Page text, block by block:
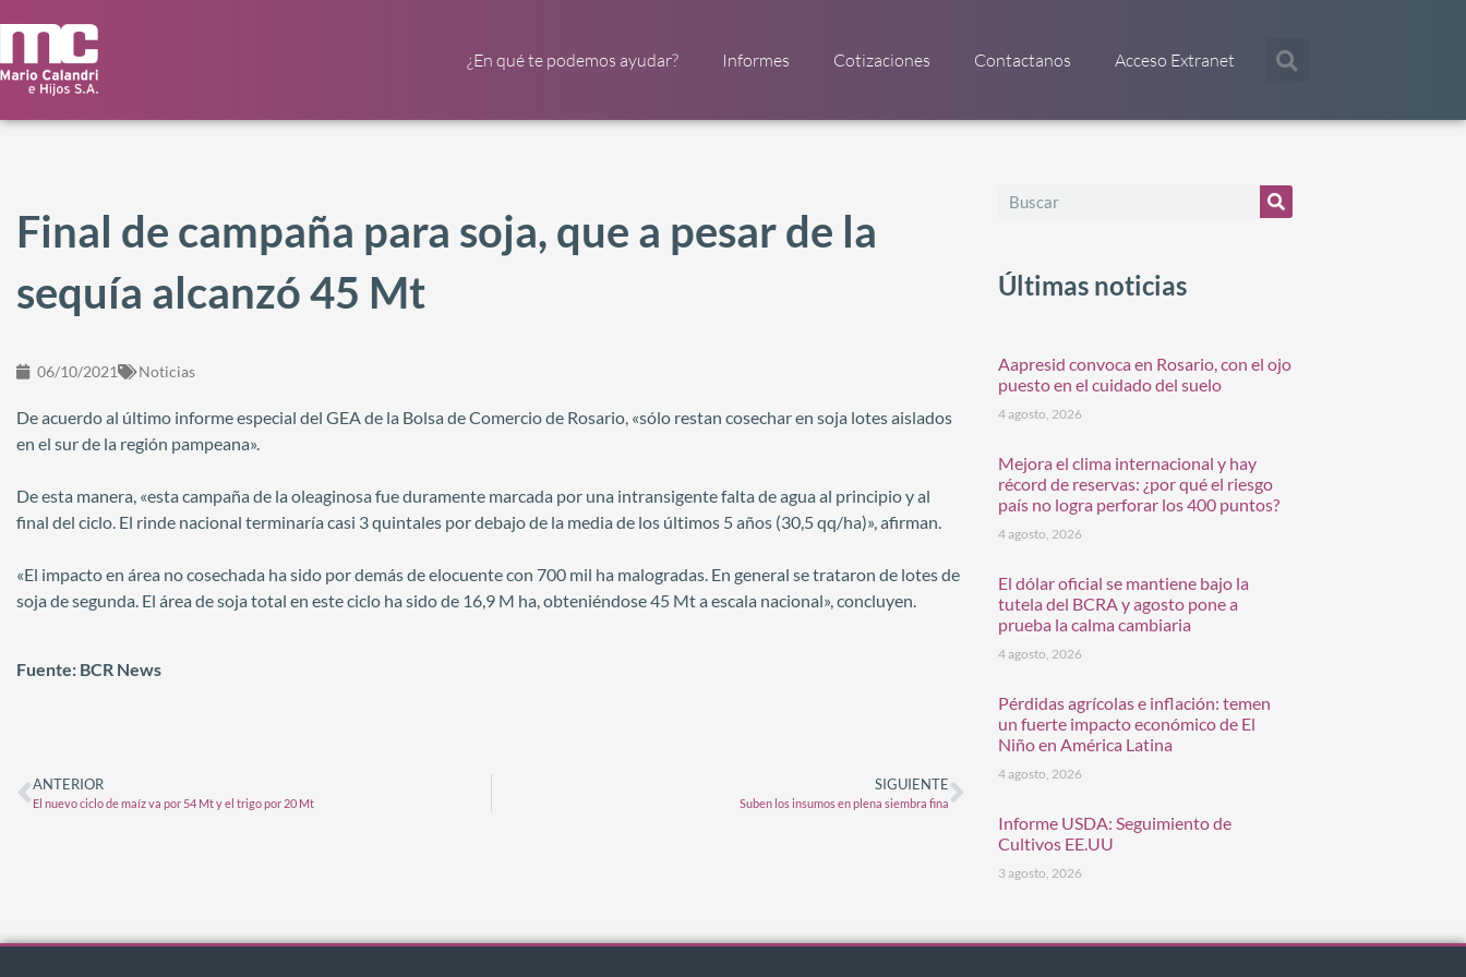
¿En qué te podemos ayudar? Informes Cotizaciones Contactanos Acceso Extranet
Final de campaña para soja, que a pesar de la
sequía alcanzó 45 Mt
06/10/2021 Noticias
De acuerdo al último informe especial del GEA de la Bolsa de Comercio de Rosario, «sólo restan cosechar en soja lotes aislados
en el sur de la región pampeana».
De esta manera, «esta campaña de la oleaginosa fue duramente marcada por una intransigente falta de agua al principio y al
final del ciclo. El rinde nacional terminaría casi 3 quintales por debajo de la media de los últimos 5 años (30,5 qq/ha)», afirman.
«El impacto en área no cosechada ha sido por demás de elocuente con 700 mil ha malogradas. En general se trataron de lotes de
soja de segunda. El área de soja total en este ciclo ha sido de 16,9 M ha, obteniéndose 45 Mt a escala nacional», concluyen.
Fuente: BCR News
ANTERIOR
El nuevo ciclo de maíz va por 54 Mt y el trigo por 20 Mt
SIGUIENTE
Suben los insumos en plena siembra fina
Últimas noticias
Aapresid convoca en Rosario, con el ojo
puesto en el cuidado del suelo
4 agosto, 2026
Mejora el clima internacional y hay
récord de reservas: ¿por qué el riesgo
país no logra perforar los 400 puntos?
4 agosto, 2026
El dólar oficial se mantiene bajo la
tutela del BCRA y agosto pone a
prueba la calma cambiaria
4 agosto, 2026
Pérdidas agrícolas e inflación: temen
un fuerte impacto económico de El
Niño en América Latina
4 agosto, 2026
Informe USDA: Seguimiento de
Cultivos EE.UU
3 agosto, 2026